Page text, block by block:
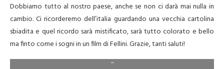
Dobbiamo tutto al nostro paese, anche se non ci darà mai nulla in
cambio. Ci ricorderemo dell’italia guardando una vecchia cartolina
sbiadita e quel ricordo sarà mistificato, sarà tutto colorato e bello
ma finto come i sogni in un film di Fellini. Grazie, tanti saluti!
–